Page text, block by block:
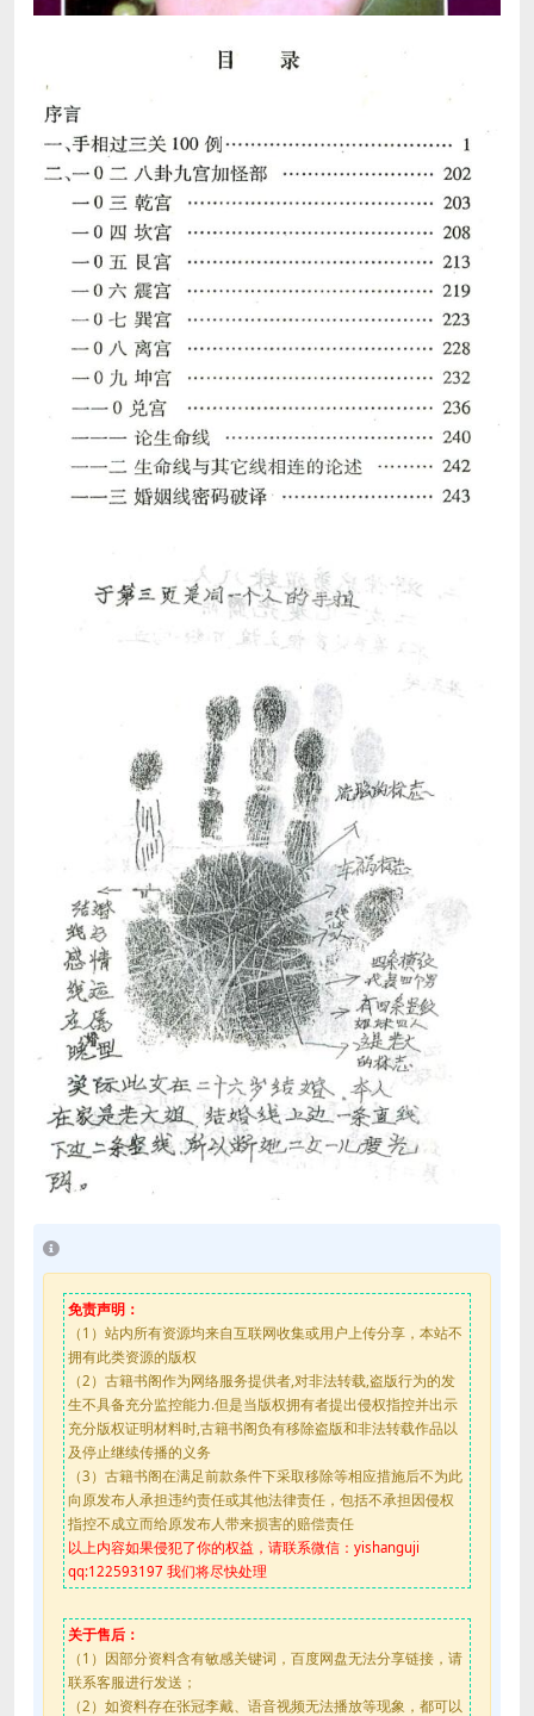
免责声明：
（1）站内所有资源均来自互联网收集或用户上传分享，本站不
拥有此类资源的版权
（2）古籍书阁作为网络服务提供者,对非法转载,盗版行为的发
生不具备充分监控能力.但是当版权拥有者提出侵权指控并出示
充分版权证明材料时,古籍书阁负有移除盗版和非法转载作品以
及停止继续传播的义务
（3）古籍书阁在满足前款条件下采取移除等相应措施后不为此
向原发布人承担违约责任或其他法律责任，包括不承担因侵权
指控不成立而给原发布人带来损害的赔偿责任
以上内容如果侵犯了你的权益，请联系微信：yishanguji
qq:122593197 我们将尽快处理
关于售后：
（1）因部分资料含有敏感关键词，百度网盘无法分享链接，请
联系客服进行发送；
（2）如资料存在张冠李戴、语音视频无法播放等现象，都可以